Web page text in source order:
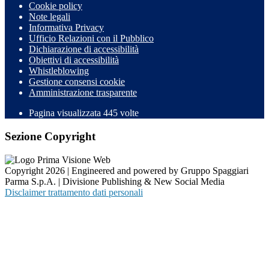
Cookie policy
Note legali
Informativa Privacy
Ufficio Relazioni con il Pubblico
Dichiarazione di accessibilità
Obiettivi di accessibilità
Whistleblowing
Gestione consensi cookie
Amministrazione trasparente
Pagina visualizzata 445 volte
Sezione Copyright
Copyright 2026 | Engineered and powered by Gruppo Spaggiari
Parma S.p.A. | Divisione Publishing & New Social Media
Disclaimer trattamento dati personali